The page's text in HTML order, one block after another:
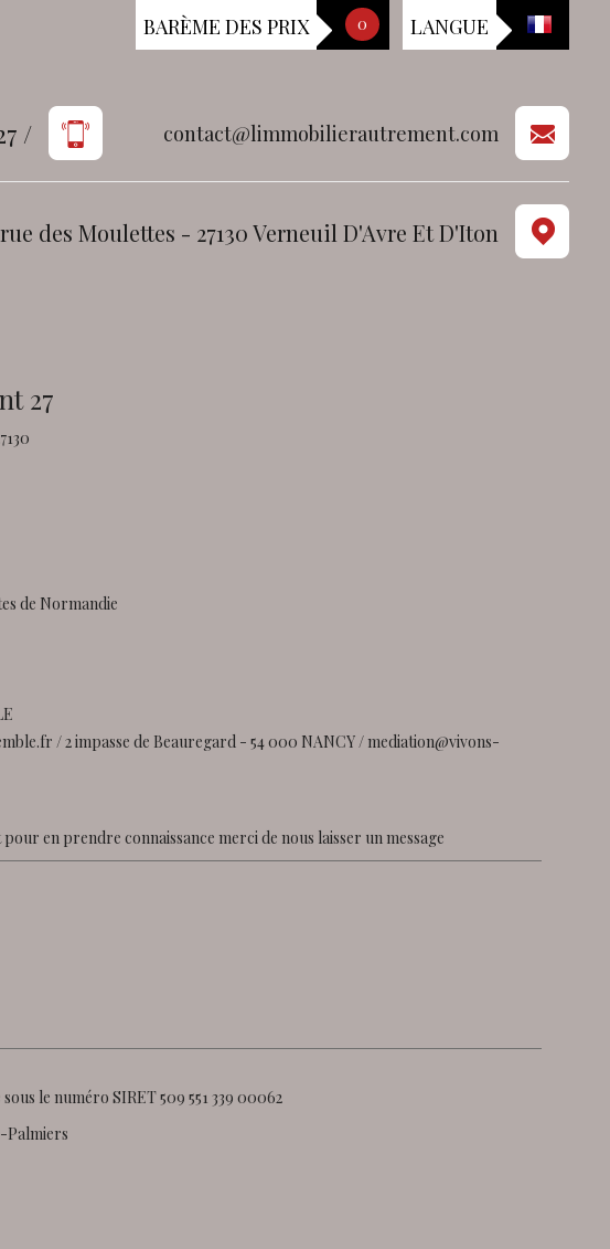
BARÈME DES PRIX 0 LANGUE
/ contact@limmobilierautrement.com
rue des Moulettes - 27130 Verneuil D'Avre Et D'Iton
27
de Normandie
/ 2 impasse de Beauregard - 54 000 NANCY / mediation@vivons-
en prendre connaissance merci de nous laisser un message
le numéro SIRET 509 551 339 00062
Palmiers